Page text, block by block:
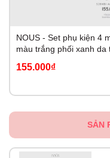
NOUS - Set phụ kiện 4
màu trắng phối xanh da
155.000₫
SẢN